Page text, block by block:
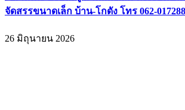
จัดสรรขนาดเล็ก บ้าน-โกดัง โทร 062-
26 มิถุนายน 2026